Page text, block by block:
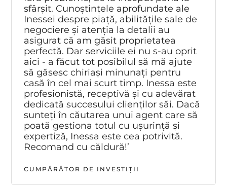
sfârșit. Cunoștințele aprofundate ale
Inessei despre piață, abilitățile sale de
negociere și atenția la detalii au
asigurat că am găsit proprietatea
perfectă. Dar serviciile ei nu s-au oprit
aici - a făcut tot posibilul să mă ajute
să găsesc chiriași minunați pentru
casă în cel mai scurt timp. Inessa este
profesionistă, receptivă și cu adevărat
dedicată succesului clienților săi. Dacă
sunteți în căutarea unui agent care să
poată gestiona totul cu ușurință și
expertiză, Inessa este cea potrivită.
Recomand cu căldură!’
CUMPĂRĂTOR DE INVESTIȚII